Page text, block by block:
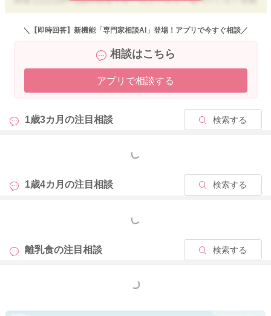
の時間に補食として与える様に考えていけると良いですね。
間食として望ましいものは、おにぎり、ホットケーキ、蒸しパ
ン、スティックパン、コーンフレーク、ふかし芋、ヨーグル
ト、チーズ、果物などです。
監修した記事がありますので、参考にして頂けたら幸いです。
https://baby-calendar.jp/smilenews/detail/14916
値が下がらずに、空腹感も感じにくくなりますので、食事と間
食の時間は２時間半以上あくと良いと言われます。
2024/1/10 22:00
＼【即時回答】新機能「専門家相談AI」登場！アプリで今すぐ相談／
相談はこちら
アプリで相談する
1歳3カ月の注目相談 検索する
もっと見る
1歳4カ月の注目相談 検索する
もっと見る
離乳食の注目相談 検索する
もっと見る